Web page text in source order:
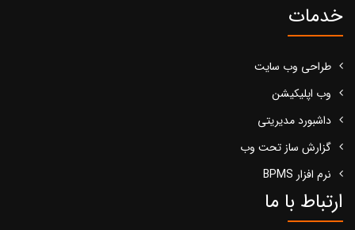
خدمات
طراحی وب سایت
وب اپلیکیشن
داشبورد مدیریتی
گزارش ساز تحت وب
نرم افزار BPMS
ارتباط با ما